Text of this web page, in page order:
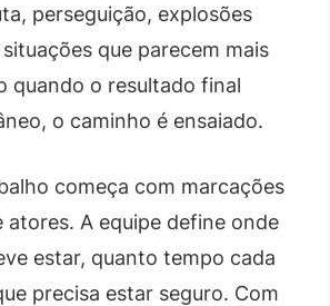
perseguição, explosões
que parecem mais
quando o resultado final
o caminho é ensaiado.
começa com marcações
atores. A equipe define onde
estar, quanto tempo cada
precisa estar seguro. Com